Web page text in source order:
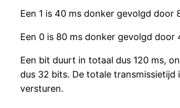
Een 1 is 40 ms donker gevolgd door
Een 0 is 80 ms donker gevolgd door
Een bit duurt in totaal dus 120 ms,
dus 32 bits. De totale
versturen.